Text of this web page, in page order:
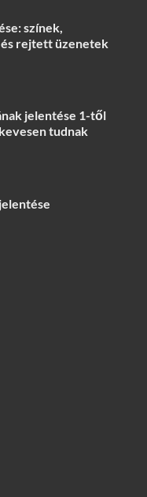
színek,
rejtett üzenetek
jelentése 1-től
tudnak